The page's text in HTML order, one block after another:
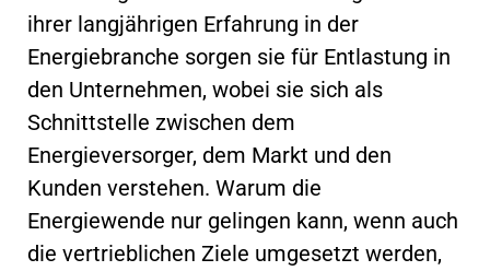
ihrer langjährigen Erfahrung in der
Energiebranche sorgen sie für Entlastung in
den Unternehmen, wobei sie sich als
Schnittstelle zwischen dem
Energieversorger, dem Markt und den
Kunden verstehen. Warum die
Energiewende nur gelingen kann, wenn auch
die vertrieblichen Ziele umgesetzt werden,